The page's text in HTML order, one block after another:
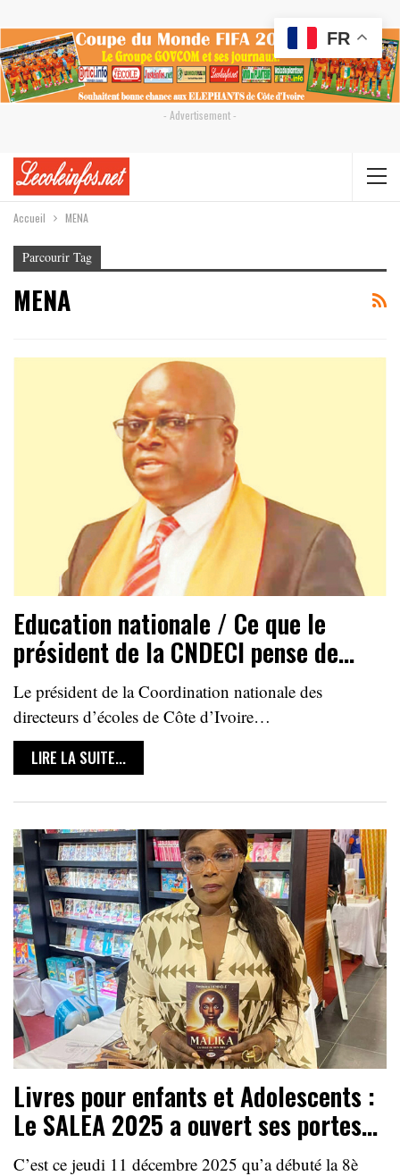
- Advertisement -
Accueil MENA
Parcourir Tag
MENA
Education nationale / Ce que le
président de la CNDECI pense de…
Le président de la Coordination nationale des
directeurs d’écoles de Côte d’Ivoire…
LIRE LA SUITE...
Livres pour enfants et Adolescents :
Le SALEA 2025 a ouvert ses portes…
C’est ce jeudi 11 décembre 2025 qu’a débuté la 8è
FR